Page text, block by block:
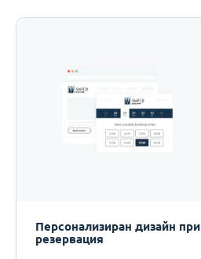
Персонализиран дизайн при
резервация